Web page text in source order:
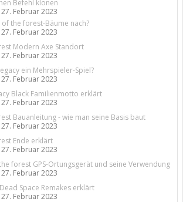
Befehl klonen
27. Februar 2023
of the forest-Bäume nach?
27. Februar 2023
Modern Axe Standort
27. Februar 2023
ein Mehrspieler-Spiel?
27. Februar 2023
Black Familienmotto erklärt
27. Februar 2023
Bauanleitung - wie man seine Basis baut
27. Februar 2023
Ende erklärt
27. Februar 2023
forest GPS-Ortungsgerät und seine Verwendung
27. Februar 2023
Space Remakes erklärt
27. Februar 2023